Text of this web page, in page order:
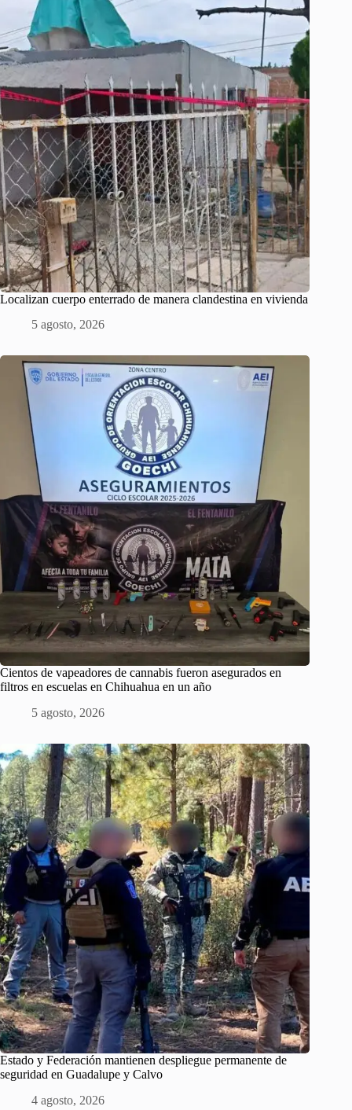
Localizan cuerpo enterrado de manera clandestina en vivienda
5 agosto, 2026
Cientos de vapeadores de cannabis fueron asegurados en
filtros en escuelas en Chihuahua en un año
5 agosto, 2026
Estado y Federación mantienen despliegue permanente de
seguridad en Guadalupe y Calvo
4 agosto, 2026